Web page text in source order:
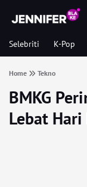
Selebriti K-Pop
Home Tekno
BMKG
Lebat